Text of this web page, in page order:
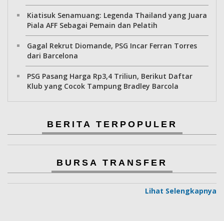
Kiatisuk Senamuang: Legenda Thailand yang Juara
Piala AFF Sebagai Pemain dan Pelatih
Gagal Rekrut Diomande, PSG Incar Ferran Torres
dari Barcelona
PSG Pasang Harga Rp3,4 Triliun, Berikut Daftar
Klub yang Cocok Tampung Bradley Barcola
BERITA TERPOPULER
BURSA TRANSFER
Lihat Selengkapnya